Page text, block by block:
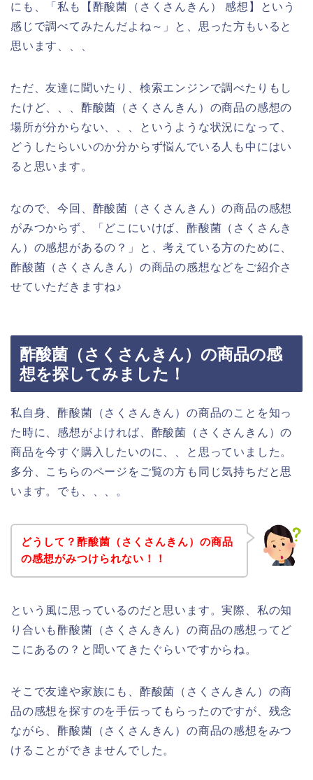
にも、「私も【酢酸菌（さくさんきん） 感想】という
感じで調べてみたんだよね～」と、思った方もいると
思います、、、
ただ、友達に聞いたり、検索エンジンで調べたりもし
たけど、、、酢酸菌（さくさんきん）の商品の感想の
場所が分からない、、、というような状況になって、
どうしたらいいのか分からず悩んでいる人も中にはい
ると思います。
なので、今回、酢酸菌（さくさんきん）の商品の感想
がみつからず、「どこにいけば、酢酸菌（さくさんき
ん）の感想があるの？」と、考えている方のために、
酢酸菌（さくさんきん）の商品の感想などをご紹介さ
せていただきますね♪
酢酸菌（さくさんきん）の商品の感
想を探してみました！
私自身、酢酸菌（さくさんきん）の商品のことを知っ
た時に、感想がよければ、酢酸菌（さくさんきん）の
商品を今すぐ購入したいのに、、と思っていました。
多分、こちらのページをご覧の方も同じ気持ちだと思
います。でも、、、。
どうして？酢酸菌（さくさんきん）の商品
の感想がみつけられない！！
という風に思っているのだと思います。実際、私の知
り合いも酢酸菌（さくさんきん）の商品の感想ってど
こにあるの？と聞いてきたぐらいですからね。
そこで友達や家族にも、酢酸菌（さくさんきん）の商
品の感想を探すのを手伝ってもらったのですが、残念
ながら、酢酸菌（さくさんきん）の商品の感想をみつ
けることができませんでした。